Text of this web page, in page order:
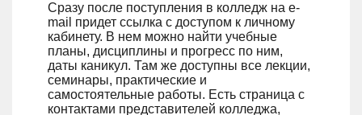
Сразу после поступления в колледж на e-
mail придет ссылка с доступом к личному
кабинету. В нем можно найти учебные
планы, дисциплины и прогресс по ним,
даты каникул. Там же доступны все лекции,
семинары, практические и
самостоятельные работы. Есть страница с
контактами представителей колледжа,